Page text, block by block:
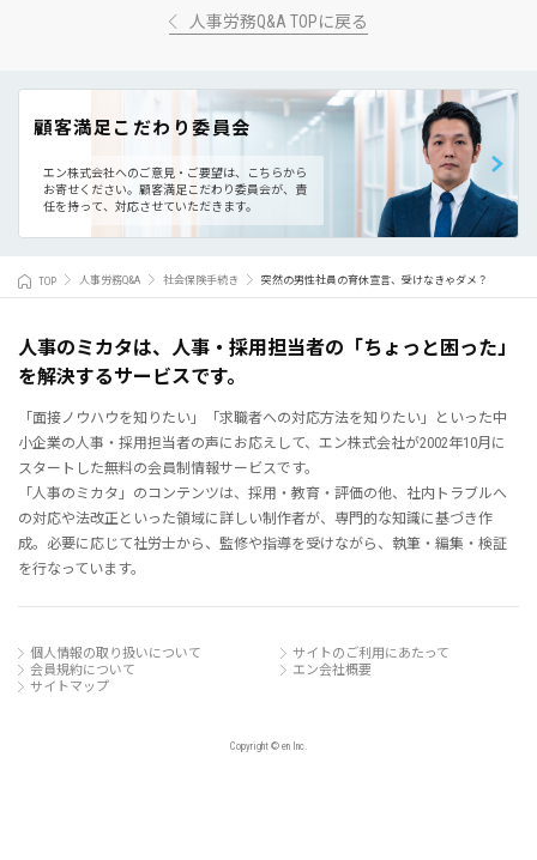
人事労務Q&A TOPに戻る
顧客満足こだわり委員会
エン株式会社へのご意見・ご要望は、こちらから
お寄せください。 顧客満足こだわり委員会が、責
任を持って、対応させていただきます。
TOP 人事労務Q&A 社会保険手続き 突然の男性社員の育休宣言、受けなきゃダメ？
人事のミカタは、人事・採用担当者の「ちょっと困った」
を解決するサービスです。
「面接ノウハウを知りたい」「求職者への対応方法を知りたい」といった中
小企業の人事・採用担当者の声にお応えして、エン株式会社が2002年10月に
スタートした無料の会員制情報サービスです。
「人事のミカタ」のコンテンツは、採用・教育・評価の他、社内トラブルへ
の対応や法改正といった領域に詳しい制作者が、専門的な知識に基づき作
成。必要に応じて社労士から、監修や指導を受けながら、執筆・編集・検証
を行なっています。
個人情報の取り扱いについて
サイトのご利用にあたって
会員規約について
エン会社概要
サイトマップ
Copyright © en Inc.